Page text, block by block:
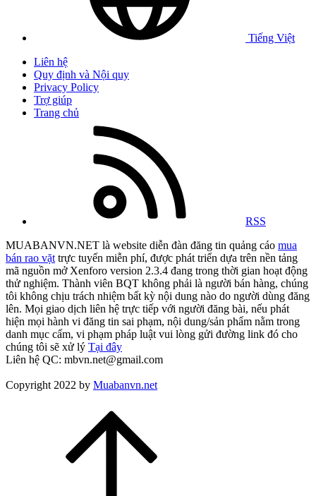
Tiếng Việt
Liên hệ
Quy định và Nội quy
Privacy Policy
Trợ giúp
Trang chủ
RSS
MUABANVN.NET là website diễn đàn đăng tin quảng cáo mua
bán rao vặttrực tuyến miễn phí, được phát triển dựa trên nền tảng
mã nguồn mở Xenforo version 2.3.4 đang trong thời gian hoạt động
thử nghiệm. Thành viên BQT không phải là người bán hàng, chúng
tôi không chịu trách nhiệm bất kỳ nội dung nào do người dùng đăng
lên. Mọi giao dịch liên hệ trực tiếp với người đăng bài, nếu phát
hiện mọi hành vi đăng tin sai phạm, nội dung/sản phẩm nằm trong
danh mục cấm, vi phạm pháp luật vui lòng gửi đường link đó cho
chúng tôi sẽ xử lý Tại đây
Liên hệ QC: mbvn.net@gmail.com
Copyright 2022 by Muabanvn.net